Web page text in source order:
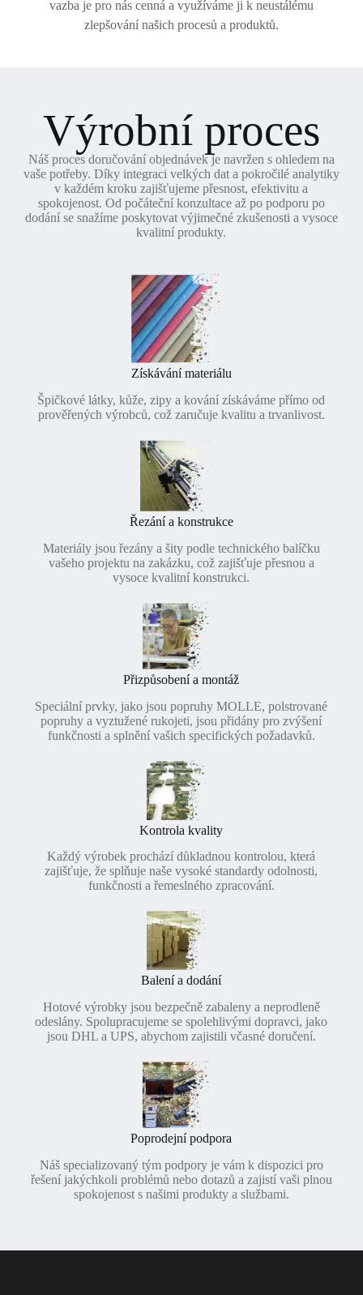
vazba je pro nás cenná a využíváme ji k neustálému
zlepšování našich procesů a produktů.
Výrobní proces
Náš proces doručování objednávek je navržen s ohledem na
vaše potřeby. Díky integraci velkých dat a pokročilé analytiky
v každém kroku zajišťujeme přesnost, efektivitu a
spokojenost. Od počáteční konzultace až po podporu po
dodání se snažíme poskytovat výjimečné zkušenosti a vysoce
kvalitní produkty.
Získávání materiálu
Špičkové látky, kůže, zipy a kování získáváme přímo od
prověřených výrobců, což zaručuje kvalitu a trvanlivost.
Řezání a konstrukce
Materiály jsou řezány a šity podle technického balíčku
vašeho projektu na zakázku, což zajišťuje přesnou a
vysoce kvalitní konstrukci.
Přizpůsobení a montáž
Speciální prvky, jako jsou popruhy MOLLE, polstrované
popruhy a vyztužené rukojeti, jsou přidány pro zvýšení
funkčnosti a splnění vašich specifických požadavků.
Kontrola kvality
Každý výrobek prochází důkladnou kontrolou, která
zajišťuje, že splňuje naše vysoké standardy odolnosti,
funkčnosti a řemeslného zpracování.
Balení a dodání
Hotové výrobky jsou bezpečně zabaleny a neprodleně
odeslány. Spolupracujeme se spolehlivými dopravci, jako
jsou DHL a UPS, abychom zajistili včasné doručení.
Poprodejní podpora
Náš specializovaný tým podpory je vám k dispozici pro
řešení jakýchkoli problémů nebo dotazů a zajistí vaši plnou
spokojenost s našimi produkty a službami.